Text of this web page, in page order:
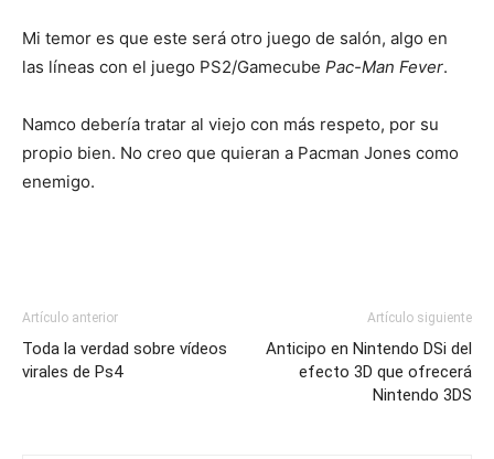
Mi temor es que este será otro juego de salón, algo en
las líneas con el juego PS2/Gamecube Pac-Man Fever.
Namco debería tratar al viejo con más respeto, por su
propio bien. No creo que quieran a Pacman Jones como
enemigo.
Artículo anterior
Toda la verdad sobre vídeos
virales de Ps4
Artículo siguiente
Anticipo en Nintendo DSi del
efecto 3D que ofrecerá
Nintendo 3DS